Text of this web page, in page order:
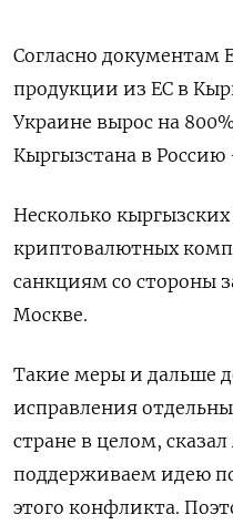
Согласно документам
продукции из ЕС в
Украине вырос на
Кыргызстана в Россию
Несколько
криптовалютных
санкциям со стороны
Москве.
Такие меры и дальше
исправления
стране в целом,
поддерживаем идею
этого конфликта.